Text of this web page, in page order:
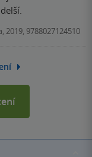
2019, 9788027124510